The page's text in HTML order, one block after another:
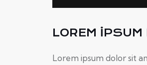
LOREM IPSUM
Lorem ipsum dolor sit